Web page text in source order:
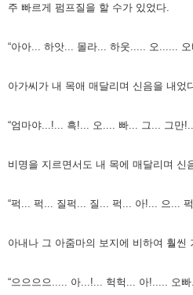
주 빠르게 펌프질을 할 수가 있었다.
“아아... 하앗... 몰라... 하웃..... 오......
아가씨가 내 목애 매달리며 신음을 내었
“엄마야...!... 흑!... 오.... 빠... 그... 그만
비명을 지르면서도 내 목에 매달리며 신
“퍽... 퍽... 질퍽... 질... 퍽... 아!... 으...
아내나 그 아줌마의 보지에 비하여 훨씬
“으으으으..... 아...!... 헉헉... 아!..... 오